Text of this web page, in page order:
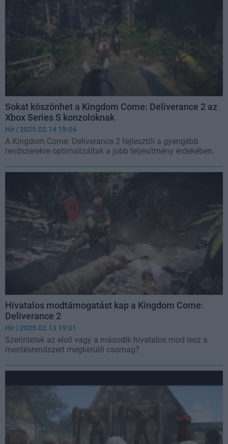
Sokat köszönhet a Kingdom Come: Deliverance 2 az
Xbox Series S konzoloknak
Hír | 2025.02.14 19:04
A Kingdom Come: Deliverance 2 fejlesztői a gyengébb
rendszerekre optimalizáltak a jobb teljesítmény érdekében.
Hivatalos modtámogatást kap a Kingdom Come:
Deliverance 2
Hír | 2025.02.13 19:01
Szerintetek az első vagy a második hivatalos mod lesz a
mentésrendszert megkerülő csomag?